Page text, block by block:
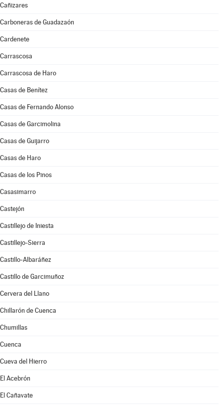
Cañizares
Carboneras de Guadazaón
Cardenete
Carrascosa
Carrascosa de Haro
Casas de Benítez
Casas de Fernando Alonso
Casas de Garcimolina
Casas de Guijarro
Casas de Haro
Casas de los Pinos
Casasimarro
Castejón
Castillejo de Iniesta
Castillejo-Sierra
Castillo-Albaráñez
Castillo de Garcimuñoz
Cervera del Llano
Chillarón de Cuenca
Chumillas
Cuenca
Cueva del Hierro
El Acebrón
El Cañavate